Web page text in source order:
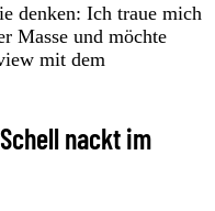
denken: Ich traue mich
Masse und möchte
mit dem
nackt im